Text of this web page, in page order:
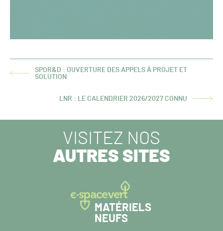
ARTICLE
SPOR&D : OUVERTURE DES APPELS À PROJET ET
SOLUTION
ARTICLE
LNR : LE CALENDRIER 2026/2027 CONNU
VISITEZ NOS
AUTRES SITES
MATÉRIELS
NEUFS